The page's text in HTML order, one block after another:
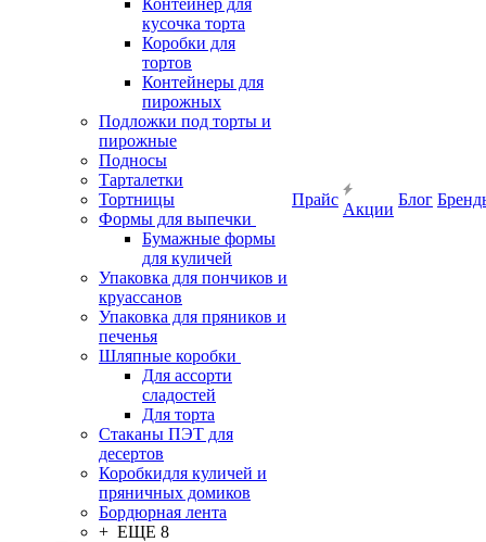
Контейнер для
кусочка торта
Коробки для
тортов
Контейнеры для
пирожных
Подложки под торты и
пирожные
Подносы
Тарталетки
Тортницы
Формы для выпечки
Бумажные формы
для куличей
Упаковка для пончиков и
круассанов
Упаковка для пряников и
печенья
Шляпные коробки
Для ассорти
сладостей
Для торта
Стаканы ПЭТ для
десертов
Коробкидля куличей и
пряничных домиков
Бордюрная лента
+ ЕЩЕ 8
Прайс
Акции
Блог